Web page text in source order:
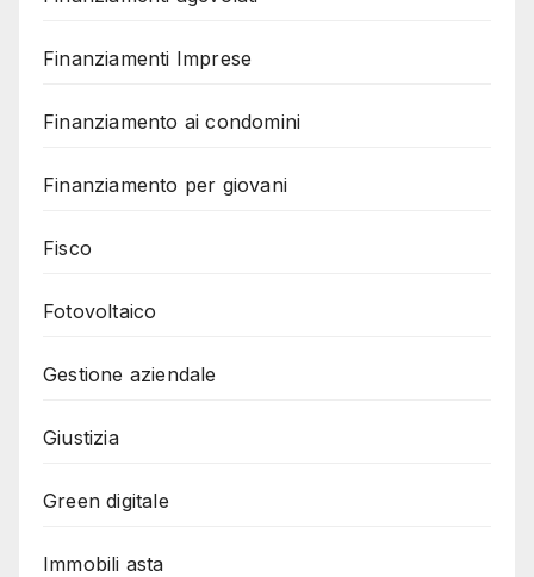
Finanziamenti Imprese
Finanziamento ai condomini
Finanziamento per giovani
Fisco
Fotovoltaico
Gestione aziendale
Giustizia
Green digitale
Immobili asta